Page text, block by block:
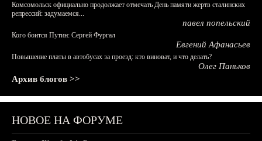
Комсомольск официально продолжает отмечать День памяти жертв сталинских
репрессий: задумаемся...
павел попельский
Кого боится Путин: Сергей Фургал
Евгений Афанасьев
Повышение платы в автобусах за проезд: кто виноват, и что делать?
Олег Паньков
Архив блогов >>
НОВОЕ НА ФОРУМЕ